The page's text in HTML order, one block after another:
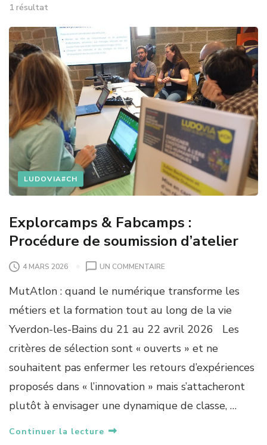
1 résultat
LUDOVIA#CH
Explorcamps & Fabcamps :
Procédure de soumission d’atelier
4 MARS 2026 UN COMMENTAIRE
MutAtIon : quand le numérique transforme les
métiers et la formation tout au long de la vie
Yverdon-les-Bains du 21 au 22 avril 2026 Les
critères de sélection sont « ouverts » et ne
souhaitent pas enfermer les retours d’expériences
proposés dans « l’innovation » mais s’attacheront
plutôt à envisager une dynamique de classe, …
Continuer la lecture